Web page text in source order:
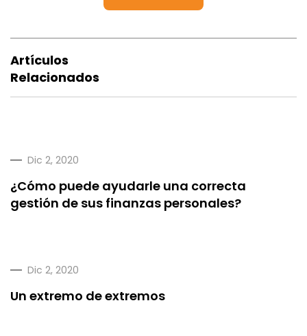
Artículos
Relacionados
Dic 2, 2020
¿Cómo puede ayudarle una correcta
gestión de sus finanzas personales?
Dic 2, 2020
Un extremo de extremos